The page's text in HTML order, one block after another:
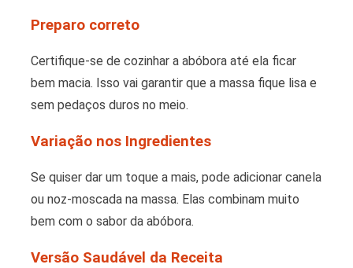
Preparo correto
Certifique-se de cozinhar a abóbora até ela ficar
bem macia. Isso vai garantir que a massa fique lisa e
sem pedaços duros no meio.
Variação nos Ingredientes
Se quiser dar um toque a mais, pode adicionar canela
ou noz-moscada na massa. Elas combinam muito
bem com o sabor da abóbora.
Versão Saudável da Receita